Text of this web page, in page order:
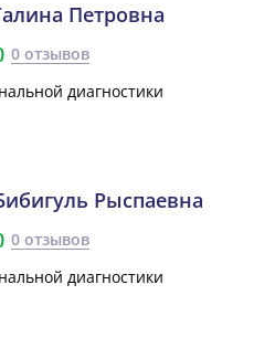
Петровна
0 отзывов
диагностики
Рыспаевна
0 отзывов
диагностики